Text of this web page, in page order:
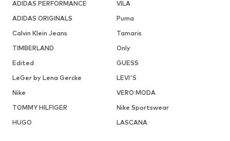
ADIDAS PERFORMANCE
VILA
ADIDAS ORIGINALS
Puma
Calvin Klein Jeans
Tamaris
TIMBERLAND
Only
Edited
GUESS
LeGer by Lena Gercke
LEVI'S
Nike
VERO MODA
TOMMY HILFIGER
Nike Sportswear
HUGO
LASCANA